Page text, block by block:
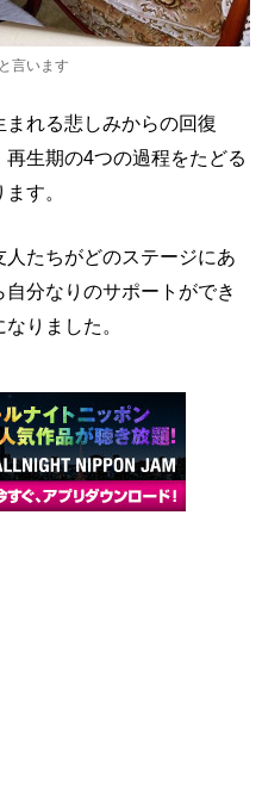
言います
れる悲しみからの回復
生期の4つの過程をたどる
す。
たちがどのステージにあ
分なりのサポートができ
りました。